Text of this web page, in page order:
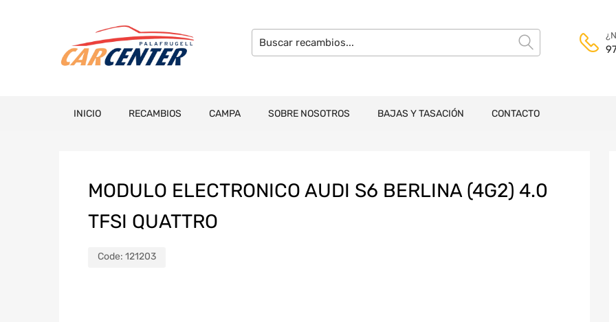
INICIO RECAMBIOS CAMPA SOBRE NOSOTROS BAJAS Y TASACIÓN CONTACTO
MODULO ELECTRONICO AUDI S6 BERLINA (4G2) 4.0
TFSI QUATTRO
Code: 121203